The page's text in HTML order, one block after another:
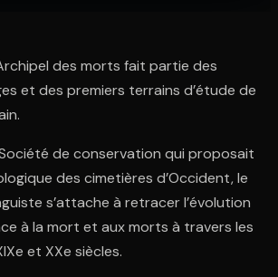
des morts fait partie des
et des premiers terrains d’étude de
de conservation qui proposait
des cimetières d’Occident, le
s’attache à retracer l’évolution
à la mort et aux morts à travers les
et XXe siècles.